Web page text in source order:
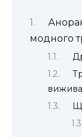
модного